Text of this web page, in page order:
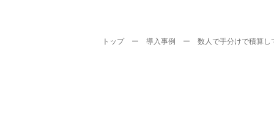
トップー 導入事例 ー 数人で手分けで積算し